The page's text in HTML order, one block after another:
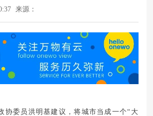
来源：
协委员洪明基建议，将城市当成一个“大